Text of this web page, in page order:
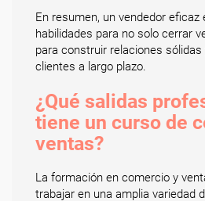
En resumen, un vendedor eficaz
habilidades para no solo cerrar
para construir relaciones sólidas
clientes a largo plazo.
¿Qué salidas
tiene un curso de
ventas?
La formación en comercio y
trabajar en una amplia variedad